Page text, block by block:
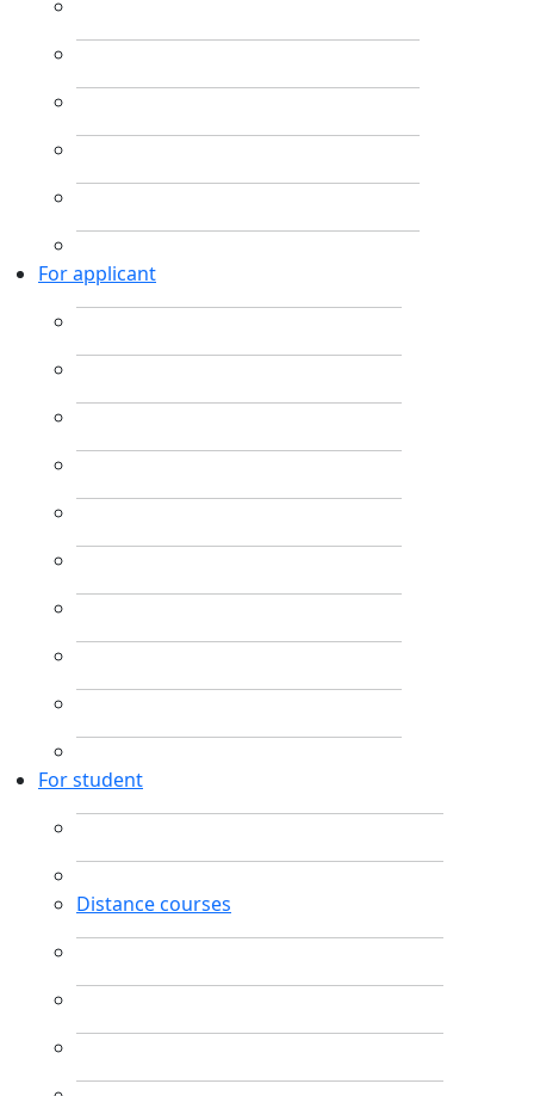
For applicant
For student
Distance courses